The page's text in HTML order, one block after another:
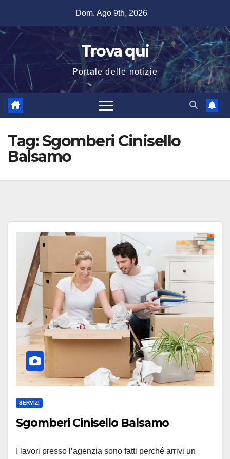
contenuto
Dom. Ago 9th, 2026
Trova qui
Portale delle notizie
Tag:Sgomberi Cinisello
Balsamo
SERVIZI
Sgomberi Cinisello Balsamo
I lavori presso l’agenzia sono fatti perché arrivi un